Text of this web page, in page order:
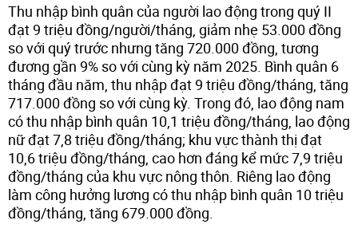
Thu nhập bình quân của người lao động trong quý II
đạt 9 triệu đồng/người/tháng, giảm nhẹ 53.000 đồng
so với quý trước nhưng tăng 720.000 đồng, tương
đương gần 9% so với cùng kỳ năm 2025. Bình quân 6
tháng đầu năm, thu nhập đạt 9 triệu đồng/tháng, tăng
717.000 đồng so với cùng kỳ. Trong đó, lao động nam
có thu nhập bình quân 10,1 triệu đồng/tháng, lao động
nữ đạt 7,8 triệu đồng/tháng; khu vực thành thị đạt
10,6 triệu đồng/tháng, cao hơn đáng kể mức 7,9 triệu
đồng/tháng của khu vực nông thôn. Riêng lao động
làm công hưởng lương có thu nhập bình quân 10 triệu
đồng/tháng, tăng 679.000 đồng.